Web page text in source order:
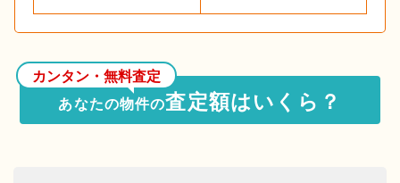
カンタン・無料査定
あなたの物件の査定額はいくら？